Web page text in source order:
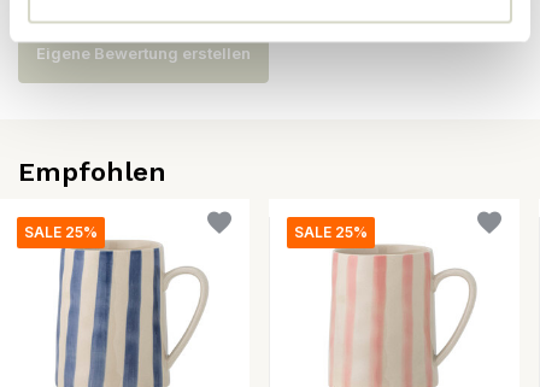
Eigene Bewertung erstellen
Empfohlen
SALE 25% SALE 25%